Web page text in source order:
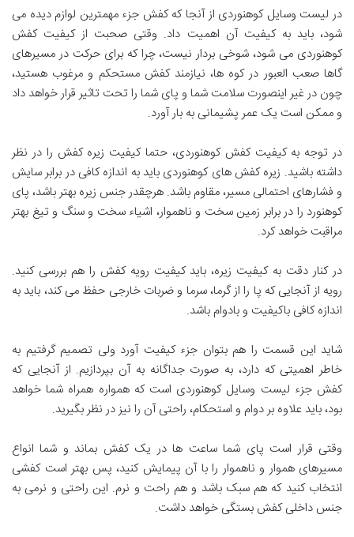
در لیست وسایل کوهنوردی از آنجا که کفش جزء مهمترین لوازم دیده می
شود، باید به کیفیت آن اهمیت داد. وقتی صحبت از کیفیت کفش
کوهنوردی می شود، شوخی بردار نیست، چرا که برای حرکت در مسیرهای
گاها صعب العبور در کوه ها، نیازمند کفش مستحکم و مرغوب هستید،
چون در غیر اینصورت سلامت شما و پای شما را تحت تاثیر قرار خواهد داد
و ممکن است یک عمر پشیمانی به بار آورد.
در توجه به کیفیت کفش کوهنوردی، حتما کیفیت زیره کفش را در نظر
داشته باشید. زیره کفش های کوهنوردی باید به اندازه کافی در برابر سایش
و فشارهای احتمالی مسیر، مقاوم باشد. هرچقدر جنس زیره بهتر باشد، پای
کوهنورد را در برابر زمین سخت و ناهموار، اشیاء سخت و سنگ و تیغ بهتر
مراقبت خواهد کرد.
در کنار دقت به کیفیت زیره، باید کیفیت رویه کفش را هم بررسی کنید.
رویه از آنجایی که پا را از گرما، سرما و ضربات خارجی حفظ می کند، باید به
اندازه کافی باکیفیت و بادوام باشد.
شاید این قسمت را هم بتوان جزء کیفیت آورد ولی تصمیم گرفتیم به
خاطر اهمیتی که دارد، به صورت جداگانه به آن بپردازیم. از آنجایی که
کفش جزء لیست وسایل کوهنوردی است که همواره همراه شما خواهد
بود، باید علاوه بر دوام و استحکام، راحتی آن را نیز در نظر بگیرید.
وقتی قرار است پای شما ساعت ها در یک کفش بماند و شما انواع
مسیرهای هموار و ناهموار را با آن پیمایش کنید، پس بهتر است کفشی
انتخاب کنید که هم سبک باشد و هم راحت و نرم. این راحتی و نرمی به
جنس داخلی کفش بستگی خواهد داشت.